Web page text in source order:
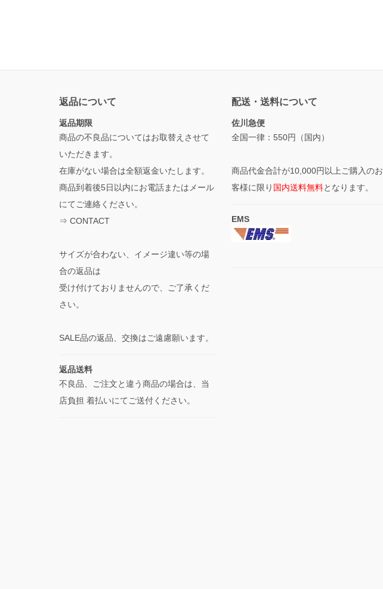
返品について
返品期限
商品の不良品についてはお取替えさせて
いただきます。
在庫がない場合は全額返金いたします。
商品到着後5日以内にお電話またはメール
にてご連絡ください。
⇒ CONTACT
サイズが合わない、イメージ違い等の場
合の返品は
受け付けておりませんので、ご了承くだ
さい。
SALE品の返品、交換はご遠慮願います。
返品送料
不良品、ご注文と違う商品の場合は、当
店負担 着払いにてご送付ください。
配送・送料について
佐川急便
全国一律：550円（国内）
商品代金合計が10,000円以上ご購入のお
客様に限り 国内送料無料となります。
EMS